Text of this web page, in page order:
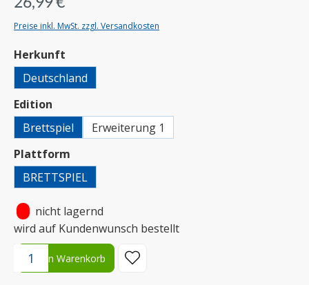
Preise inkl. MwSt. zzgl. Versandkosten
Herkunft
Deutschland
Edition
Brettspiel
Erweiterung 1
Plattform
BRETTSPIEL
nicht lagernd
wird auf Kundenwunsch bestellt
Produkt Anzahl: Gib den gewünschten Wert ein oder benutze
In den Warenkorb